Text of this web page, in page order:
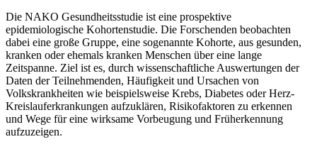
Die NAKO Gesundheitsstudie ist eine prospektive
epidemiologische Kohortenstudie. Die Forschenden beobachten
dabei eine große Gruppe, eine sogenannte Kohorte, aus gesunden,
kranken oder ehemals kranken Menschen über eine lange
Zeitspanne. Ziel ist es, durch wissenschaftliche Auswertungen der
Daten der Teilnehmenden, Häufigkeit und Ursachen von
Volkskrankheiten wie beispielsweise Krebs, Diabetes oder Herz-
Kreislauferkrankungen aufzuklären, Risikofaktoren zu erkennen
und Wege für eine wirksame Vorbeugung und Früherkennung
aufzuzeigen.